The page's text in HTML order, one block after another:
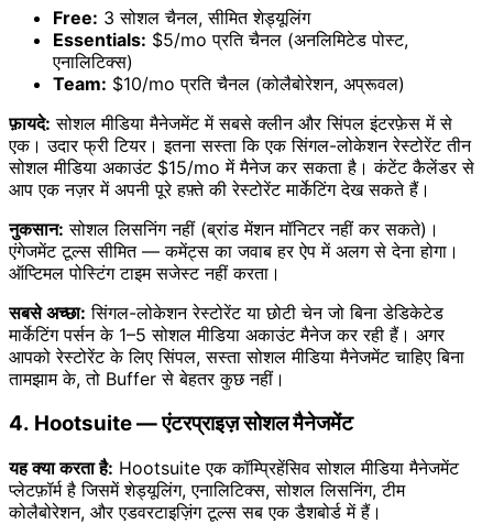
Free: 3 सोशल चैनल, सीमित शेड्यूलिंग
Essentials: $5/mo प्रति चैनल (अनलिमिटेड पोस्ट,
एनालिटिक्स)
Team: $10/mo प्रति चैनल (कोलैबोरेशन, अप्रूवल)
फ़ायदे: सोशल मीडिया मैनेजमेंट में सबसे क्लीन और सिंपल इंटरफ़ेस में से
एक। उदार फ्री टियर। इतना सस्ता कि एक सिंगल-लोकेशन रेस्टोरेंट तीन
सोशल मीडिया अकाउंट $15/mo में मैनेज कर सकता है। कंटेंट कैलेंडर से
आप एक नज़र में अपनी पूरे हफ़्ते की रेस्टोरेंट मार्केटिंग देख सकते हैं।
नुकसान: सोशल लिसनिंग नहीं (ब्रांड मेंशन मॉनिटर नहीं कर सकते)।
एंगेजमेंट टूल्स सीमित — कमेंट्स का जवाब हर ऐप में अलग से देना होगा।
ऑप्टिमल पोस्टिंग टाइम सजेस्ट नहीं करता।
सबसे अच्छा: सिंगल-लोकेशन रेस्टोरेंट या छोटी चेन जो बिना डेडिकेटेड
मार्केटिंग पर्सन के 1–5 सोशल मीडिया अकाउंट मैनेज कर रही हैं। अगर
आपको रेस्टोरेंट के लिए सिंपल, सस्ता सोशल मीडिया मैनेजमेंट चाहिए बिना
तामझाम के, तो Buffer से बेहतर कुछ नहीं।
4. Hootsuite — एंटरप्राइज़ सोशल मैनेजमेंट
यह क्या करता है: Hootsuite एक कॉम्प्रिहेंसिव सोशल मीडिया मैनेजमेंट
प्लेटफ़ॉर्म है जिसमें शेड्यूलिंग, एनालिटिक्स, सोशल लिसनिंग, टीम
कोलैबोरेशन, और एडवरटाइज़िंग टूल्स सब एक डैशबोर्ड में हैं।